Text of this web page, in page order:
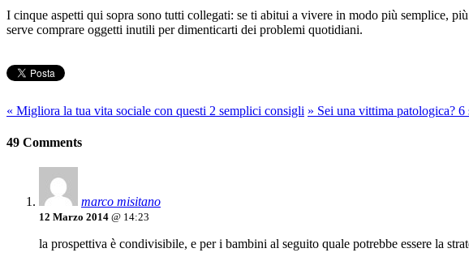
I cinque aspetti qui sopra sono tutti collegati: se ti abitui a vivere in modo più semplice, più
serve comprare oggetti inutili per dimenticarti dei problemi quotidiani.
« Migliora la tua vita sociale con questi 2 semplici consigli » Sei una vittima patologica?
49 Comments
marco misitano
12 Marzo 2014 @ 14:23
la prospettiva è condivisibile, e per i bambini al seguito quale potrebbe essere la